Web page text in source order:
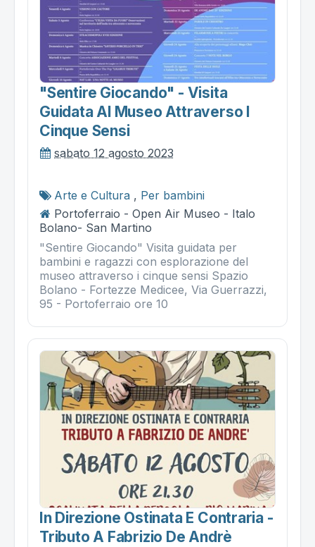
"sentire Giocando" - Visita
Guidata Al Museo Attraverso I
Cinque Sensi
sabato 12 agosto 2023
Arte e Cultura , Per bambini
Portoferraio - Open Air Museo - Italo
Bolano- San Martino
"Sentire Giocando" Visita guidata per
bambini e ragazzi con esplorazione del
museo attraverso i cinque sensi Spazio
Bolano - Fortezze Medicee, Via Guerrazzi,
95 - Portoferraio ore 10
In Direzione Ostinata E Contraria -
Tributo A Fabrizio De Andrè